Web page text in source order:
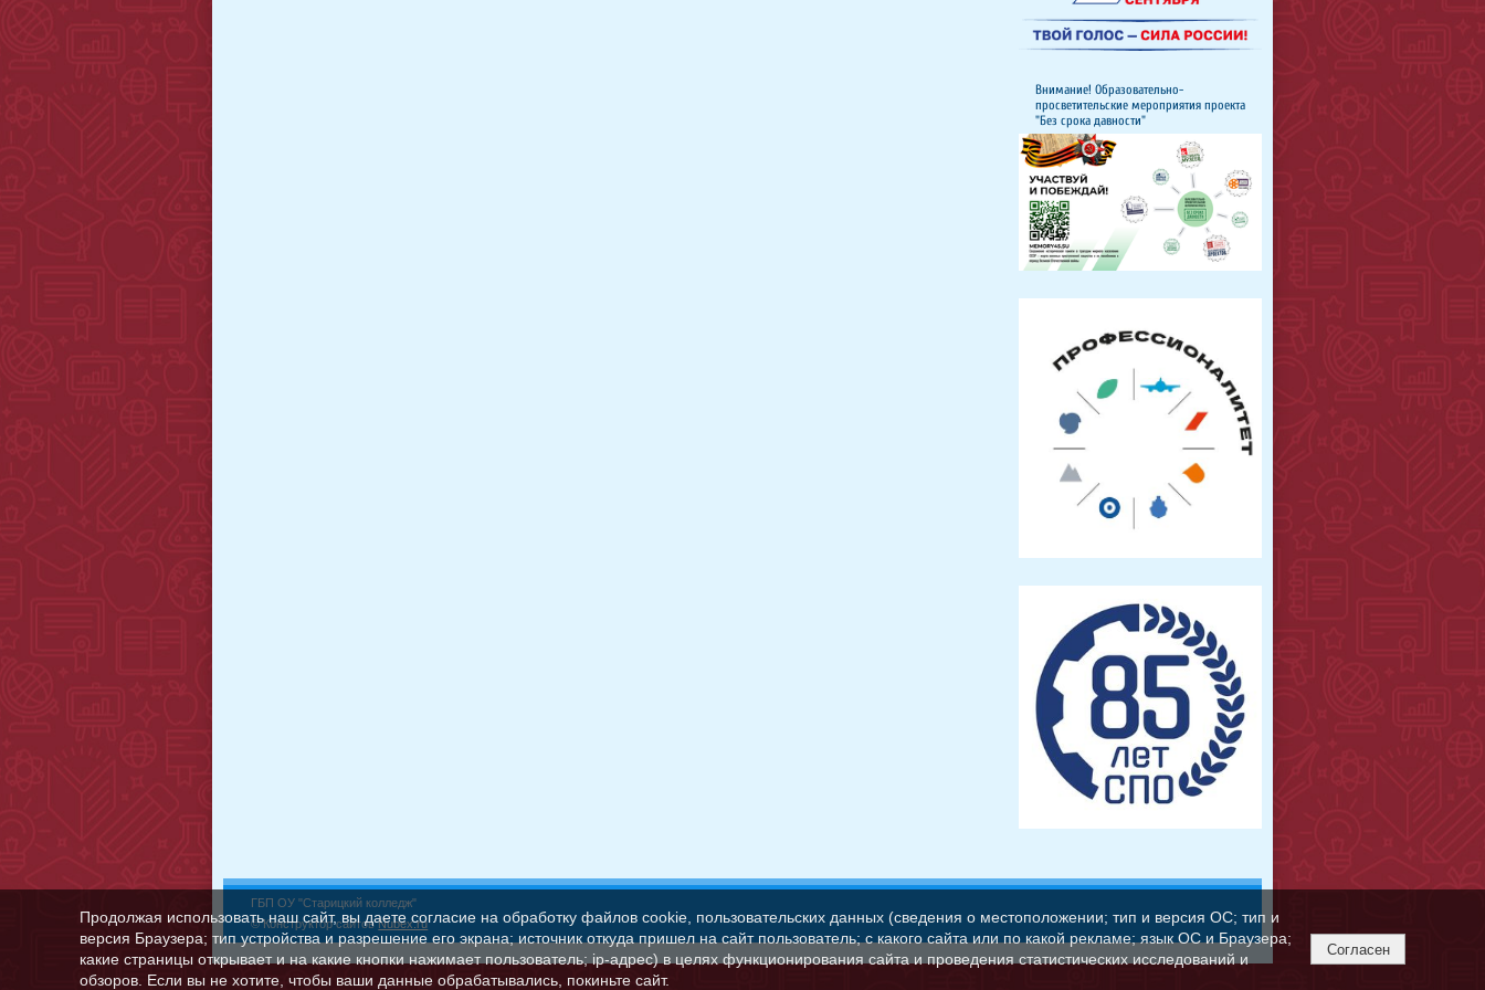
Внимание! Образовательно-
просветительские мероприятия проекта
"Без срока давности"
ГБП ОУ "Старицкий колледж"
© Конструктор сайтовNubex.ru
Продолжая использовать наш сайт, вы даете согласие на обработку файлов cookie, пользовательских данных (сведения о местоположении; тип и версия ОС; тип и
версия Браузера; тип устройства и разрешение его экрана; источник откуда пришел на сайт пользователь; с какого сайта или по какой рекламе; язык ОС и Браузера;
какие страницы открывает и на какие кнопки нажимает пользователь; ip-адрес) в целях функционирования сайта и проведения статистических исследований и
обзоров. Если вы не хотите, чтобы ваши данные обрабатывались, покиньте сайт.
Согласен